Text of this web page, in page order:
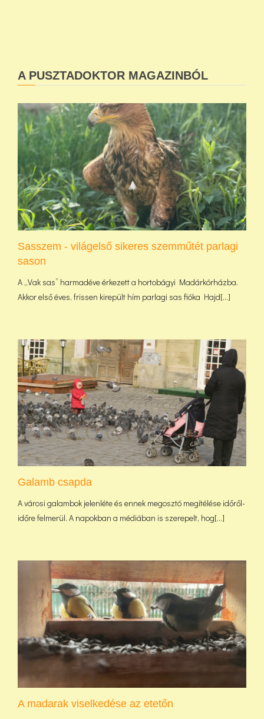
A PUSZTADOKTOR MAGAZINBÓL
Sasszem - világelső sikeres szemműtét parlagi
sason
A „Vak sas” harmadéve érkezett a hortobágyi Madárkórházba.
Akkor első éves, frissen kirepült hím parlagi sas fióka Hajd[...]
Galamb csapda
A városi galambok jelenléte és ennek megosztó megítélése időről-
időre felmerül. A napokban a médiában is szerepelt, hog[...]
A madarak viselkedése az etetőn